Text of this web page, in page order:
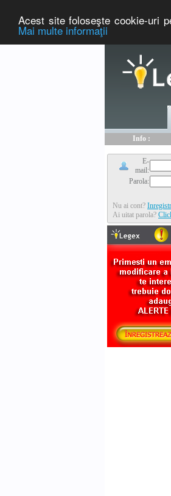
Acest site foloseşte cookie-uri
Mai multe informaţii
Info :
E-
mail:
Parola:
Nu ai cont?
Ai uitat parola?